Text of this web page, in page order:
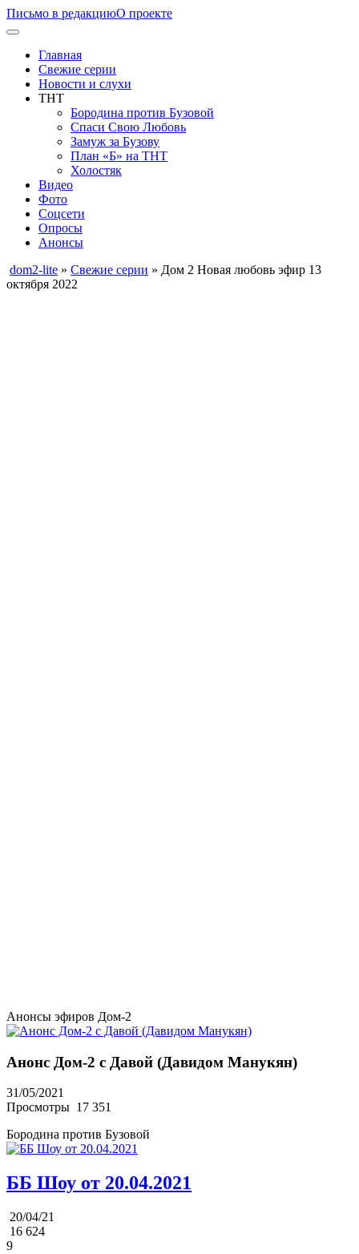
Письмо в редакциюО проекте
Главная
Свежие серии
Новости и слухи
ТНТ
Бородина против Бузовой
Спаси Свою Любовь
Замуж за Бузову
План «Б» на ТНТ
Холостяк
Видео
Фото
Соцсети
Опросы
Анонсы
dom2-lite » Свежие серии » Дом 2 Новая любовь эфир 13
октября 2022
Анонсы эфиров Дом-2
Анонс Дом-2 с Давой (Давидом Манукян)
31/05/2021
Просмотры 17 351
Бородина против Бузовой
ББ Шоу от 20.04.2021
20/04/21
16 624
9